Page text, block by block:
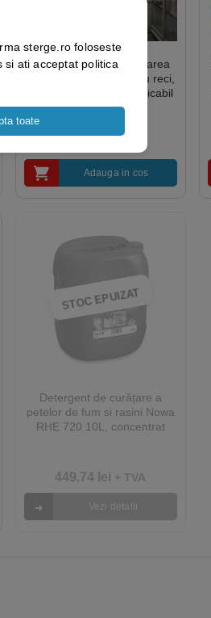
Detergent pentru curatarea
camerelor frigorifice sau reci,
NOWA FRIGO, 10L, aplicabil
pana la -31 °C, fara a fi
oprirea utilajelor sau golirea
camerei
Adauga in cos
STOC EPUIZAT
Detergent de curățare a
petelor de fum si rasini Nowa
RHE 720 10L, concentrat
449.74 lei + TVA
Vezi detalii
sterge.ro foloseste
si ati acceptat politica
toate